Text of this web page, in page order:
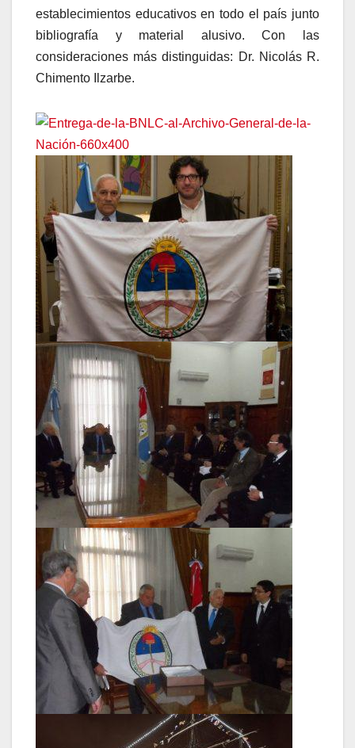
establecimientos educativos en todo el país junto
bibliografía y material alusivo. Con las
consideraciones más distinguidas: Dr. Nicolás R.
Chimento Ilzarbe.